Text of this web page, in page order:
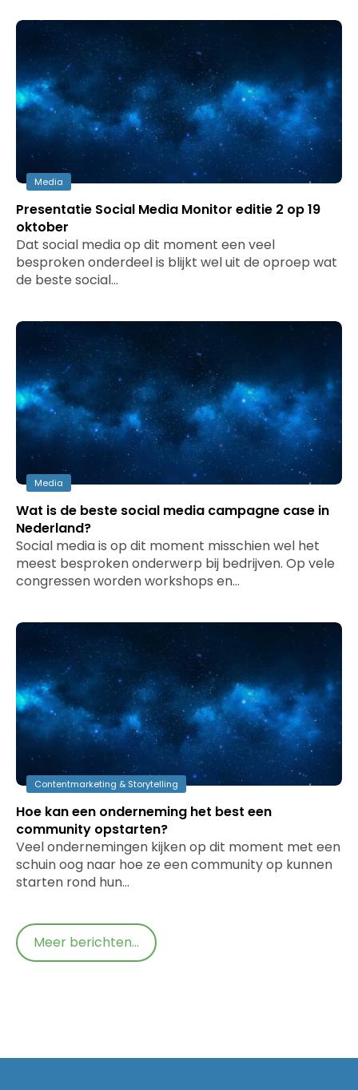
Media
Presentatie Social Media Monitor editie 2 op 19
oktober
Dat social media op dit moment een veel
besproken onderdeel is blijkt wel uit de oproep wat
de beste social…
Media
Wat is de beste social media campagne case in
Nederland?
Social media is op dit moment misschien wel het
meest besproken onderwerp bij bedrijven. Op vele
congressen worden workshops en…
Contentmarketing & Storytelling
Hoe kan een onderneming het best een
community opstarten?
Veel ondernemingen kijken op dit moment met een
schuin oog naar hoe ze een community op kunnen
starten rond hun…
Meer berichten...